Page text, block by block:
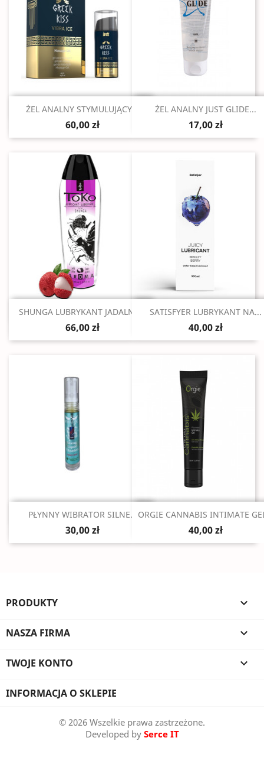
Szybki podgląd
ŻEL ANALNY STYMULUJĄCY...
60,00 zł
Szybki podgląd
ŻEL ANALNY JUST GLIDE...
17,00 zł
 Szybki podgląd
SHUNGA LUBRYKANT JADALNY...
66,00 zł
Szybki podgląd
SATISFYER LUBRYKANT NA...
40,00 zł
Szybki podgląd
PŁYNNY WIBRATOR SILNE...
30,00 zł
Szybki podgląd
ORGIE CANNABIS INTIMATE
40,00 zł
PRODUKTY 
NASZA FIRMA 
TWOJE KONTO 
INFORMACJA O SKLEPIE
© 2026 Wszelkie prawa zastrzeżone.
Developed by Serce IT